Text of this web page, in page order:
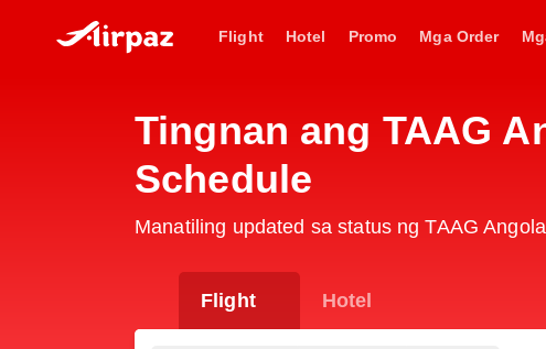
Flight Hotel Promo Mga Order
Tingnan ang TAAG
Schedule
Manatiling updated sa status ng TAAG
Flight Hotel